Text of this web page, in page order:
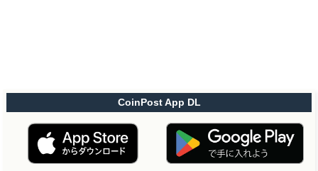
CoinPost App DL